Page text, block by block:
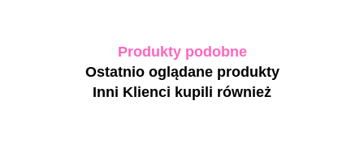
Produkty podobne
Ostatnio oglądane produkty
Inni Klienci kupili również